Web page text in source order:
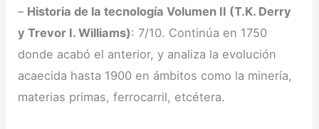
– Historia de la tecnología Volumen II (T.K. Derry
y Trevor I. Williams): 7/10. Continúa en 1750
donde acabó el anterior, y analiza la evolución
acaecida hasta 1900 en ámbitos como la minería,
materias primas, ferrocarril, etcétera.